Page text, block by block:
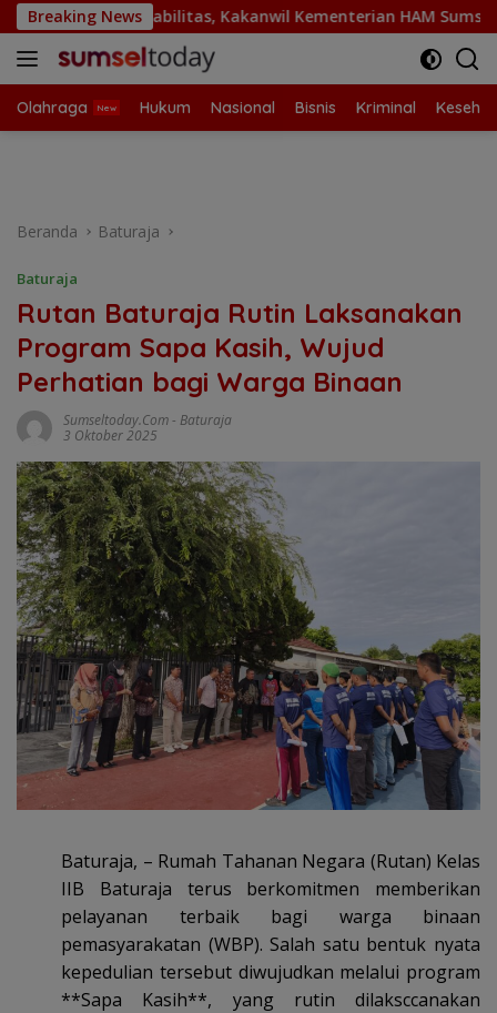
Langsung
ke
konten
Breaking News
Kakanwil Kementerian HAM Sumsel Ikuti Evaluasi
Olahraga Hukum Nasional Bisnis Kriminal
Beranda Baturaja
Baturaja
Rutan Baturaja Rutin Laksanakan
Program Sapa Kasih, Wujud
Perhatian bagi Warga Binaan
Sumseltoday.com- Baturaja
3 Oktober 2025
Baturaja, – Rumah Tahanan Negara (Rutan) Kelas
IIB Baturaja terus berkomitmen memberikan
pelayanan terbaik bagi warga binaan
pemasyarakatan (WBP). Salah satu bentuk nyata
kepedulian tersebut diwujudkan melalui program
**Sapa Kasih**, yang rutin dilaksccanakan